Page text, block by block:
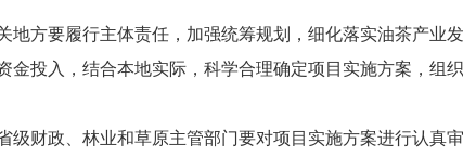
地方要履行主体责任，加强统筹规划，细化落实油茶产业
金投入，结合本地实际，科学合理确定项目实施方案，组
级财政、林业和草原主管部门要对项目实施方案进行认真